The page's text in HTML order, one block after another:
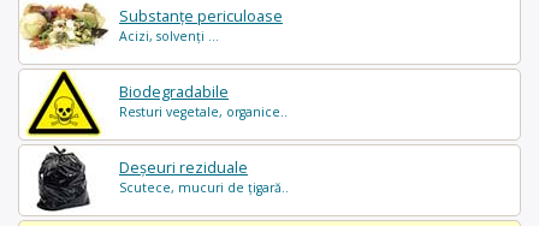
Substanțe periculoase
Acizi, solvenți ...
Biodegradabile
Resturi vegetale, organice..
Deșeuri reziduale
Scutece, mucuri de țigară..